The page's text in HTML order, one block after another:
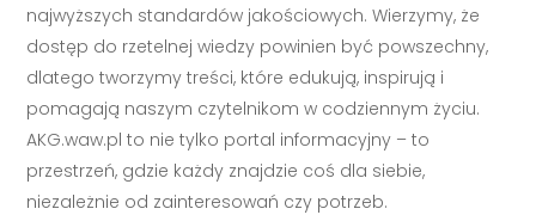
najwyższych standardów jakościowych. Wierzymy, że
dostęp do rzetelnej wiedzy powinien być powszechny,
dlatego tworzymy treści, które edukują, inspirują i
pomagają naszym czytelnikom w codziennym życiu.
AKG.waw.pl to nie tylko portal informacyjny – to
przestrzeń, gdzie każdy znajdzie coś dla siebie,
niezależnie od zainteresowań czy potrzeb.